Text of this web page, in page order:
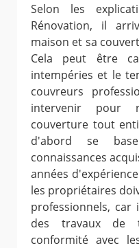
Selon les
Rénovation, il
maison et sa
Cela peut être
intempéries et le
couvreurs
intervenir pour
couverture tout
d'abord se
connaissances
années
les propriétaires
professionnels,
des travaux de
conformité avec